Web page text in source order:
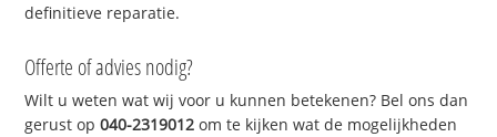
definitieve reparatie.
Offerte of advies nodig?
Wilt u weten wat wij voor u kunnen betekenen? Bel ons dan
gerust op040-2319012 om te kijken wat de mogelijkheden